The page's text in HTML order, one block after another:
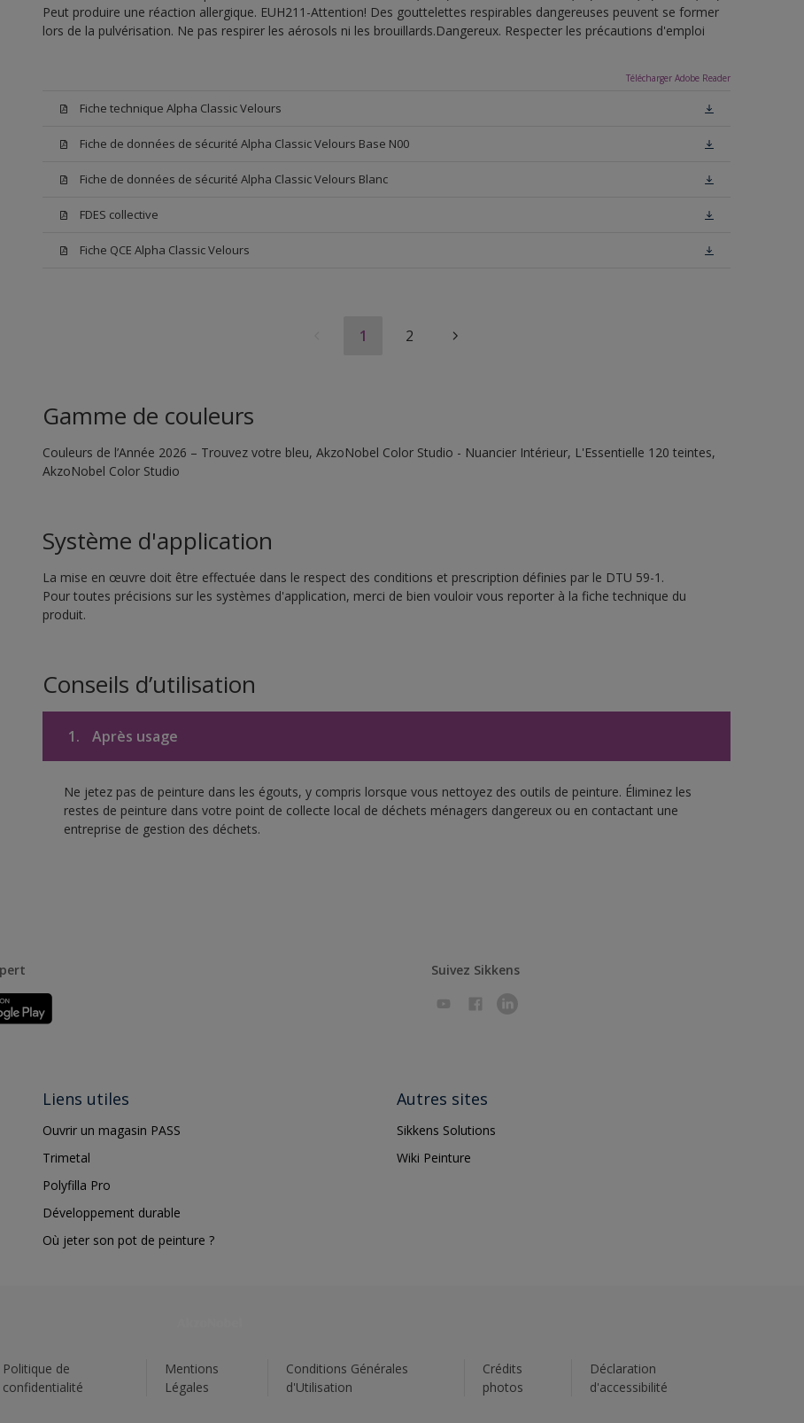
Peut produire une réaction allergique. EUH211-Attention! Des gouttelettes respirables dangereuses peuvent se former
lors de la pulvérisation. Ne pas respirer les aérosols ni les brouillards.Dangereux. Respecter les précautions d'emploi
Télécharger Adobe Reader
Fiche technique Alpha Classic Velours
Fiche de données de sécurité Alpha Classic Velours Base N00
Fiche de données de sécurité Alpha Classic Velours Blanc
FDES collective
Fiche QCE Alpha Classic Velours
1 2
Gamme de couleurs
Couleurs de l’Année 2026 – Trouvez votre bleu, AkzoNobel Color Studio - Nuancier Intérieur, L'Essentielle 120 teintes,
AkzoNobel Color Studio
Système d'application
La mise en œuvre doit être effectuée dans le respect des conditions et prescription définies par le DTU 59-1.
Pour toutes précisions sur les systèmes d'application, merci de bien vouloir vous reporter à la fiche technique du
produit.
Conseils d’utilisation
1. Après usage
Ne jetez pas de peinture dans les égouts, y compris lorsque vous nettoyez des outils de peinture. Éliminez les
restes de peinture dans votre point de collecte local de déchets ménagers dangereux ou en contactant une
entreprise de gestion des déchets.
Suivez Sikkens
Liens utiles
Ouvrir un magasin PASS
Trimetal
Polyfilla Pro
Développement durable
Où jeter son pot de peinture ?
Autres sites
Sikkens Solutions
Wiki Peinture
Politique de
confidentialité
Mentions
Légales
Conditions Générales
d'Utilisation
Crédits
photos
Déclaration
d'accessibilité